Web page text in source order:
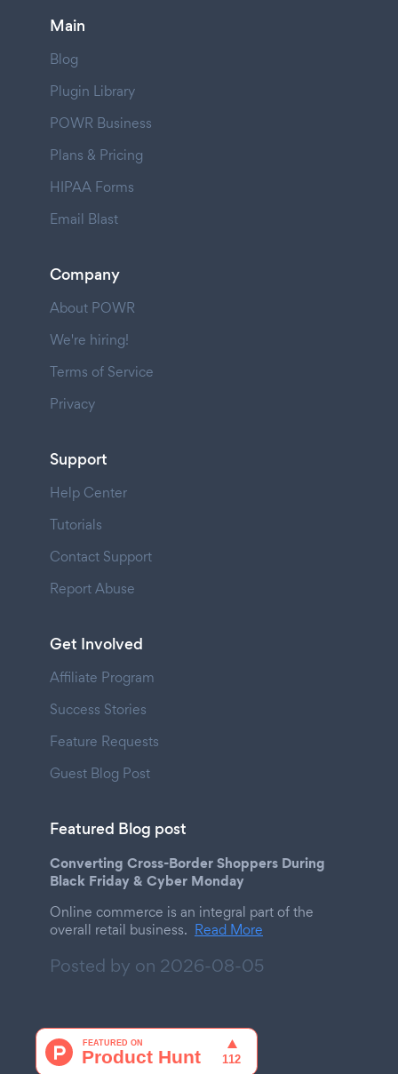
Main
Blog
Plugin Library
POWR Business
Plans & Pricing
HIPAA Forms
Email Blast
Company
About POWR
We're hiring!
Terms of Service
Privacy
Support
Help Center
Tutorials
Contact Support
Report Abuse
Get Involved
Affiliate Program
Success Stories
Feature Requests
Guest Blog Post
Featured Blog post
Converting Cross-Border Shoppers During
Black Friday & Cyber Monday
Online commerce is an integral part of the
overall retail business. Read More
Posted by on 2026-08-05